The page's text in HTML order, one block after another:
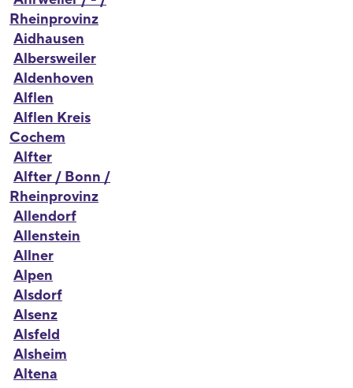
Rheinprovinz
Aidhausen
Albersweiler
Aldenhoven
Alflen
Alflen Kreis
Cochem
Alfter
Alfter / Bonn /
Rheinprovinz
Allendorf
Allenstein
Allner
Alpen
Alsdorf
Alsenz
Alsfeld
Alsheim
Altena